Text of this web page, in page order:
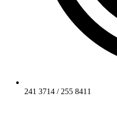
241 3714 / 255 8411